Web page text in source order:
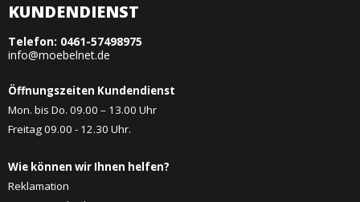
KUNDENDIENST
Telefon: 0461-57498975
info@moebelnet.de
Öffnungszeiten Kundendienst
Mon. bis Do. 09.00 – 13.00 Uhr
Freitag 09.00 - 12.30 Uhr.
Wie können wir Ihnen helfen?
Reklamation